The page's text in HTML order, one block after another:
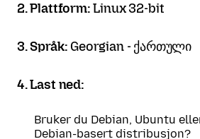
2. Plattform:Linux 32-bit
3. Språk: Georgian - ქართული
4. Last ned:
Bruker du Debian, Ubuntu
Debian-basert distribusjon?